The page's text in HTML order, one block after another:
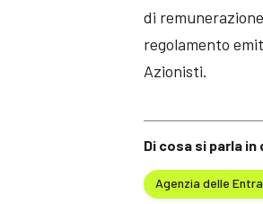
Di cosa si parla
Agenzia delle
di
regolamento
Azionisti.